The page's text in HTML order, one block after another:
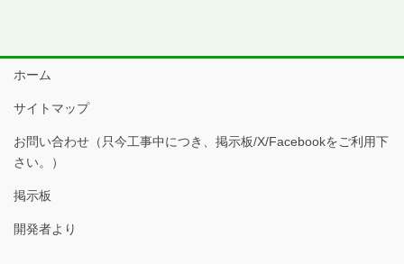
ホーム
サイトマップ
お問い合わせ（只今工事中につき、掲示板/X/Facebookをご利用下
さい。）
掲示板
開発者より